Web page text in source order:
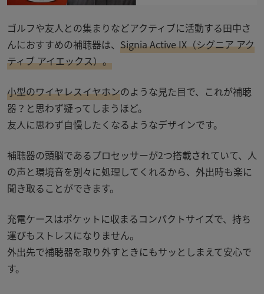
ゴルフや友人との集まりなどアクティブに活動する田中さ
んにおすすめの補聴器は、 Signia Active IX（シグニア アク
ティブ アイエックス）。
小型のワイヤレスイヤホンのような見た目で、これが補聴
器？と思わず疑ってしまうほど。
友人に思わず自慢したくなるようなデザインです。
補聴器の頭脳であるプロセッサーが2つ搭載されていて、人
の声と環境音を別々に処理してくれるから、外出時も楽に
聞き取ることができます。
充電ケースはポケットに収まるコンパクトサイズで、持ち
運びもストレスになりません。
外出先で補聴器を取り外すときにもサッとしまえて安心で
す。